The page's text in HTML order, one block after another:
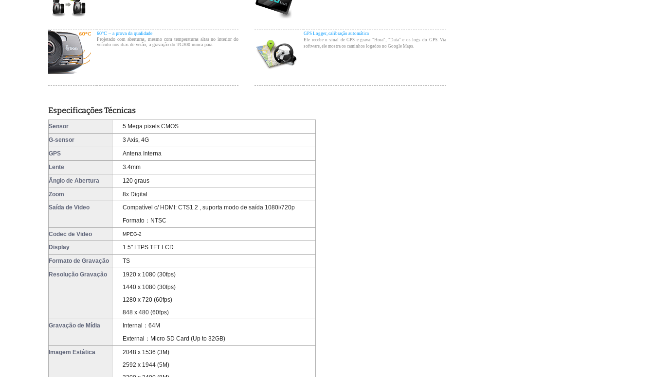
60°C – a prova da qualidade
Projetado com aberturas, mesmo com temperaturas altas no interior do
veículo nos dias de verão, a gravação do TG300 nunca para.
GPS Logger, calibração automática
Ele recebe o sinal de GPS e grava "Hora", "Data" e os logs do GPS. Via
software, ele mostra os caminhos logados no Google Maps.
Especificações Técnicas
Sensor
5 Mega pixels CMOS
G-sensor
3 Axis, 4G
GPS
Antena Interna
Lente
3.4mm
Ânglo de Abertura
120 graus
Zoom
8x Digital
Saída de Video
Compatível c/ HDMI: CTS1.2 , suporta modo de saída 1080i/720p
Formato：NTSC
Codec de Video
MPEG-2
Display
1.5" LTPS TFT LCD
Formato de Gravação
TS
Resolução Gravação
1920 x 1080 (30fps)
1440 x 1080 (30fps)
1280 x 720 (60fps)
848 x 480 (60fps)
Gravação de Mídia
Internal：64M
External：Micro SD Card (Up to 32GB)
Imagem Estática
2048 x 1536 (3M)
2592 x 1944 (5M)